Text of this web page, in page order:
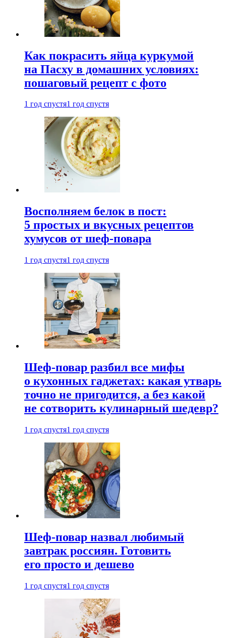
Как покрасить яйца куркумой
на Пасху в домашних условиях:
пошаговый рецепт с фото
1 год спустя1 год спустя
Восполняем белок в пост:
5 простых и вкусных рецептов
хумусов от шеф-повара
1 год спустя1 год спустя
Шеф-повар разбил все мифы
о кухонных гаджетах: какая утварь
точно не пригодится, а без какой
не сотворить кулинарный шедевр?
1 год спустя1 год спустя
Шеф-повар назвал любимый
завтрак россиян. Готовить
его просто и дешево
1 год спустя1 год спустя